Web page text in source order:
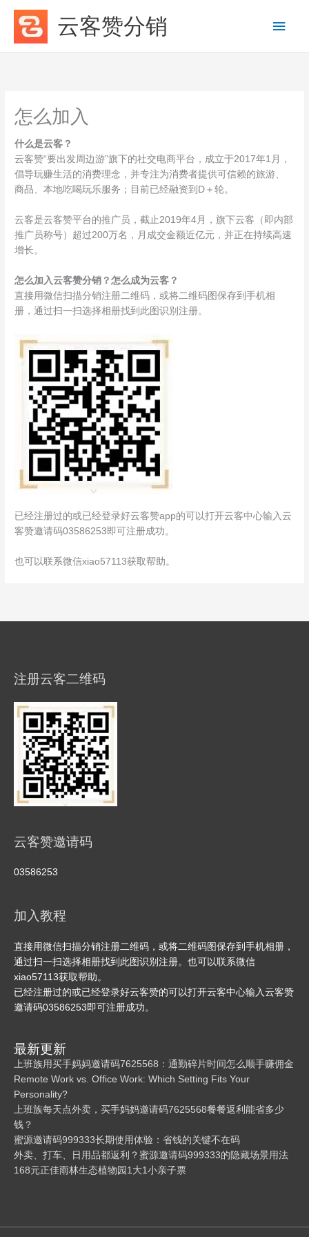
容
云客赞分销
主
菜
怎么加入
什么是云客？
云客赞“要出发周边游”旗下的社交电商平台，成立于2017年1月，
倡导玩赚生活的消费理念，并专注为消费者提供可信赖的旅游、
商品、本地吃喝玩乐服务；目前已经融资到D＋轮。
云客是云客赞平台的推广员，截止2019年4月，旗下云客（即内部
推广员称号）超过200万名，月成交金额近亿元，并正在持续高速
增长。
怎么加入云客赞分销？怎么成为云客？
直接用微信扫描分销注册二维码，或将二维码图保存到手机相
册，通过扫一扫选择相册找到此图识别注册。
已经注册过的或已经登录好云客赞app的可以打开云客中心输入云
客赞邀请码03586253即可注册成功。
也可以联系微信xiao57113获取帮助。
注册云客二维码
云客赞邀请码
03586253
加入教程
直接用微信扫描分销注册二维码，或将二维码图保存到手机相册，
通过扫一扫选择相册找到此图识别注册。也可以联系微信
xiao57113获取帮助。
已经注册过的或已经登录好云客赞的可以打开云客中心输入云客赞
邀请码03586253即可注册成功。
最新更新
上班族用买手妈妈邀请码7625568：通勤碎片时间怎么顺手赚佣金
Remote Work vs. Office Work: Which Setting Fits Your
Personality?
上班族每天点外卖，买手妈妈邀请码7625568餐餐返利能省多少
钱？
蜜源邀请码999333长期使用体验：省钱的关键不在码
外卖、打车、日用品都返利？蜜源邀请码999333的隐藏场景用法
168元正佳雨林生态植物园1大1小亲子票